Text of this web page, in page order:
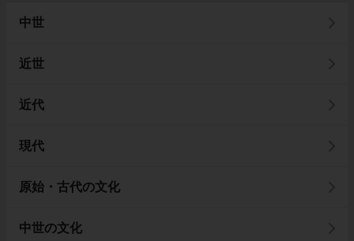
中世
近世
近代
現代
原始・古代の文化
中世の文化